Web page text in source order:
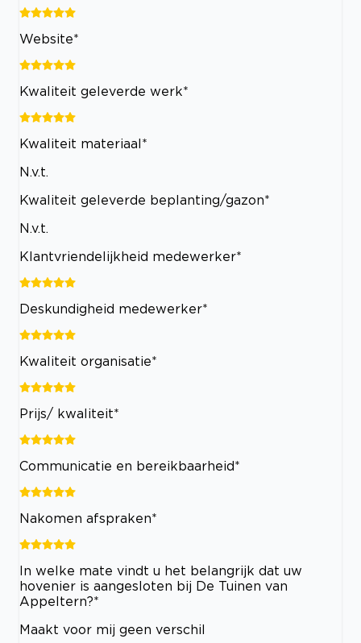
Website*
Kwaliteit geleverde werk*
Kwaliteit materiaal*
N.v.t.
Kwaliteit geleverde beplanting/gazon*
N.v.t.
Klantvriendelijkheid medewerker*
Deskundigheid medewerker*
Kwaliteit organisatie*
Prijs/ kwaliteit*
Communicatie en bereikbaarheid*
Nakomen afspraken*
In welke mate vindt u het belangrijk dat uw
hovenier is aangesloten bij De Tuinen van
Appeltern?*
Maakt voor mij geen verschil